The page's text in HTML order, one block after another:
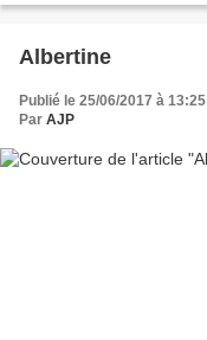
Albertine
Publié le 25/06/2017 à 13:25
Par AJP